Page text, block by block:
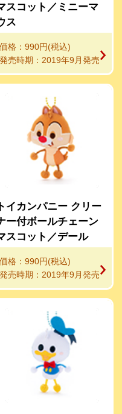
スコット／ミニーマ
ス
価格：990円(税込)
発売時期：2019年9月発売
トイカンパニー クリー
ー付ボールチェーン
スコット／デール
価格：990円(税込)
発売時期：2019年9月発売